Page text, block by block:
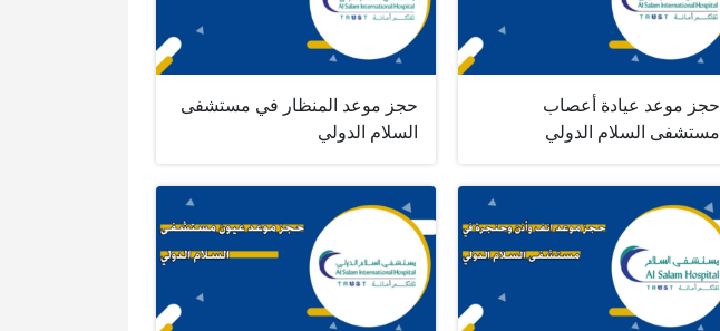
حجز موعد عيادة أعصاب
مستشفى السلام الدولي
حجز موعد المنظار في مستشفى
السلام الدولي